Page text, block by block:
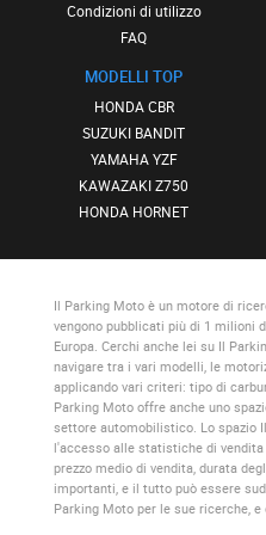
Condizioni di utilizzo
FAQ
MODELLI TOP
HONDA CBR
SUZUKI BANDIT
YAMAHA YZF
KAWAZAKI Z750
HONDA HORNET
Il Parking Motoè un motore di
vengono pubblicati più di 1 milioni
Europa. Cerchi anche lei su Il
navigare tra i vari modelli, le
applicando vari criteri: tipo di
Parking Motooffre anche uno
settore automobilistico. Lo spazio
l'accesso alle statistiche di
prezzo medio di vendita, durata
importanti, e il tutto può essere
Parking Motoper le sue ricerche, e